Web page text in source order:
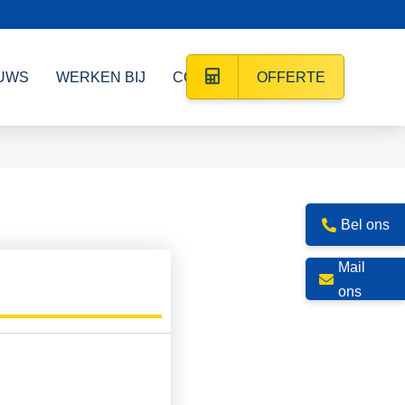
WERKEN BIJ CONTACT OFFERTE
Bel ons
Mail
ons